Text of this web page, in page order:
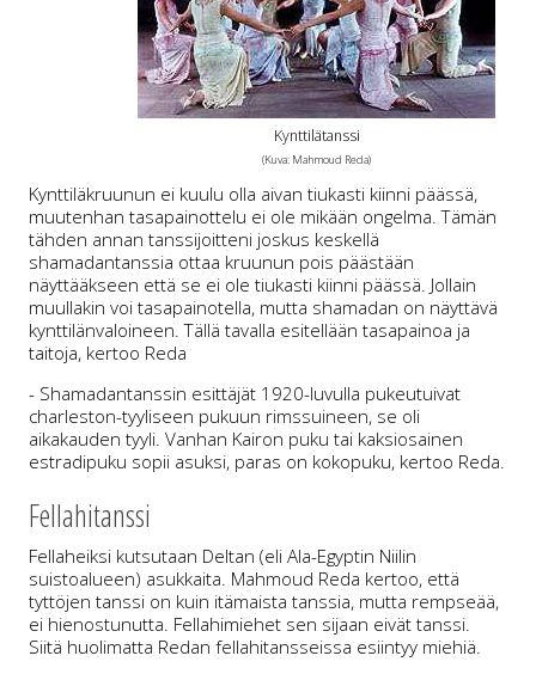
Kynttilätanssi
(Kuva: Mahmoud Reda)
Kynttiläkruunun ei kuulu olla aivan tiukasti kiinni päässä,
muutenhan tasapainottelu ei ole mikään ongelma. Tämän
tähden annan tanssijoitteni joskus keskellä
shamadantanssia ottaa kruunun pois päästään
näyttääkseen että se ei ole tiukasti kiinni päässä. Jollain
muullakin voi tasapainotella, mutta shamadan on näyttävä
kynttilänvaloineen. Tällä tavalla esitellään tasapainoa ja
taitoja, kertoo Reda
- Shamadantanssin esittäjät 1920-luvulla pukeutuivat
charleston-tyyliseen pukuun rimssuineen, se oli
aikakauden tyyli. Vanhan Kairon puku tai kaksiosainen
estradipuku sopii asuksi, paras on kokopuku, kertoo Reda.
Fellahitanssi
Fellaheiksi kutsutaan Deltan (eli Ala-Egyptin Niilin
suistoalueen) asukkaita. Mahmoud Reda kertoo, että
tyttöjen tanssi on kuin itämaista tanssia, mutta rempseää,
ei hienostunutta. Fellahimiehet sen sijaan eivät tanssi.
Siitä huolimatta Redan fellahitansseissa esiintyy miehiä.